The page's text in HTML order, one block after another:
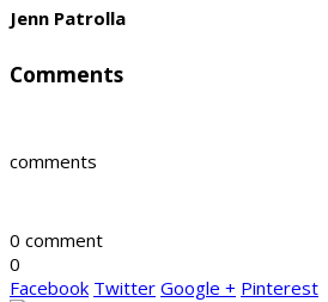
Jenn Patrolla
Comments
comments
0 comment
0
Facebook Twitter Google + Pinterest